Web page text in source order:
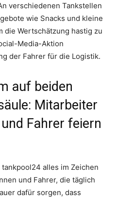
verschiedenen Tankstellen
wie Snacks und kleine
die Wertschätzung hastig zu
Media-Aktion
der Fahrer für die Logistik.
auf beiden
Mitarbeiter
Fahrer feiern
alles im Zeichen
und Fahrer, die täglich
dafür sorgen, dass